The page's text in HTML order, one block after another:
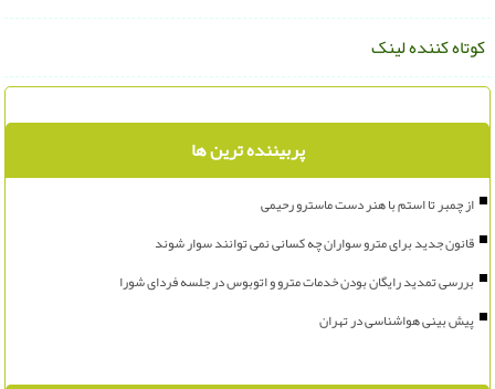
کننده لینک
پربیننده ترین ها
از چمبر تا استم با هنر دست ماسترو رحیمی
قانون جدید برای مترو سواران چه کسانی نمی توانند سوار شوند
بررسی تمدید رایگان بودن خدمات مترو و اتوبوس در جلسه فردای شورا
پیش بینی هواشناسی در تهران